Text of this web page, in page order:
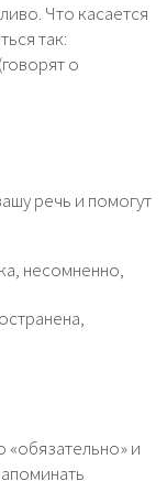
Что касается
так:
о
речь и помогут
несомненно,
«обязательно» и